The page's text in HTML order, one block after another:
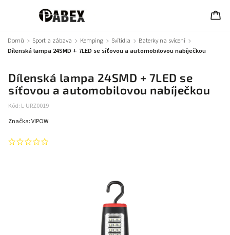
Domů / Sport a zábava / Kemping / Svítidla / Baterky na svícení /
Dílenská lampa 24SMD + 7LED se síťovou a automobilovou nabíječkou
Dílenská lampa 24SMD + 7LED se
síťovou a automobilovou nabíječkou
Kód: L-URZ0019
Značka:VIPOW